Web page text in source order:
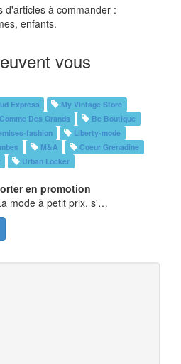
d'articles à commander :
enfants.
vous
Express
My Vintage Store
Comme Des Grands
Be Boutique
fashion
Liberty-mode
M&A
Coeur Grenadine
Urban Locker
en promotion
mode à petit prix, s'…